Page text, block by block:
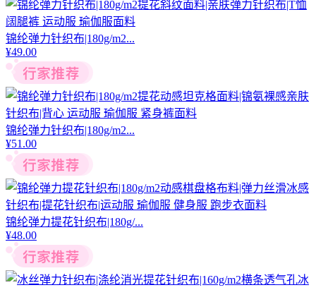
锦纶弹力针织布|180g/m2...
¥49.00
锦纶弹力针织布|180g/m2...
¥51.00
锦纶弹力提花针织布|180g/...
¥48.00